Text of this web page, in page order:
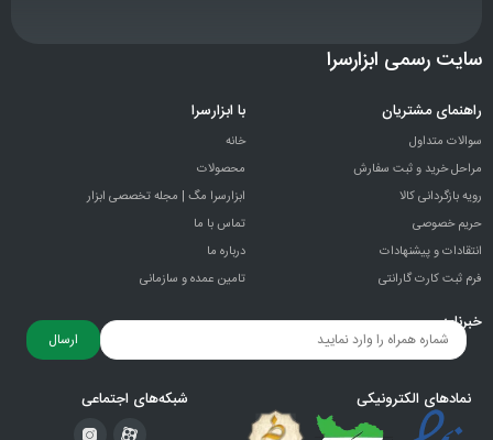
سایت رسمی ابزارسرا
راهنمای مشتریان
سوالات متداول
مراحل خرید و ثبت سفارش
رویه بازگردانی کالا
حریم خصوصی
انتقادات و پيشنهادات
فرم ثبت کارت گارانتی
با ابزارسرا
خانه
محصولات
ابزارسرا مگ | مجله تخصصی ابزار
تماس با ما
درباره ما
تامین عمده و سازمانی
خبرنامه
ارسال
نمادهای الکترونیکی شبکه‌های اجتماعی